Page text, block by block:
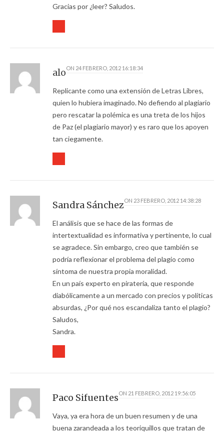
Gracias por ¿leer? Saludos.
aloON 24 FEBRERO, 2012 16:18:34
Replicante como una extensión de Letras Libres,
quien lo hubiera imaginado. No defiendo al plagiario
pero rescatar la polémica es una treta de los hijos
de Paz (el plagiario mayor) y es raro que los apoyen
tan ciegamente.
Sandra SánchezON 23 FEBRERO, 2012 14:38:28
El análisis que se hace de las formas de
intertextualidad es informativa y pertinente, lo cual
se agradece. Sin embargo, creo que también se
podría reflexionar el problema del plagio como
síntoma de nuestra propia moralidad.
En un país experto en piratería, que responde
diabólicamente a un mercado con precios y políticas
absurdas, ¿Por qué nos escandaliza tanto el plagio?
Saludos,
Sandra.
Paco SifuentesON 21 FEBRERO, 2012 19:56:05
Vaya, ya era hora de un buen resumen y de una
buena zarandeada a los teoriquillos que tratan de